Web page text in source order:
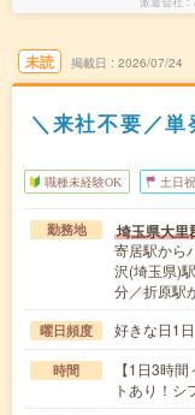
未読 掲載日 2026/07/24
＼来社不要／
職種未経験OK 土日
勤務地 埼玉県大里
寄居駅から
沢(埼玉県)
分／折原駅
曜日頻度 好きな日1
時間
【1日3時
トあり！